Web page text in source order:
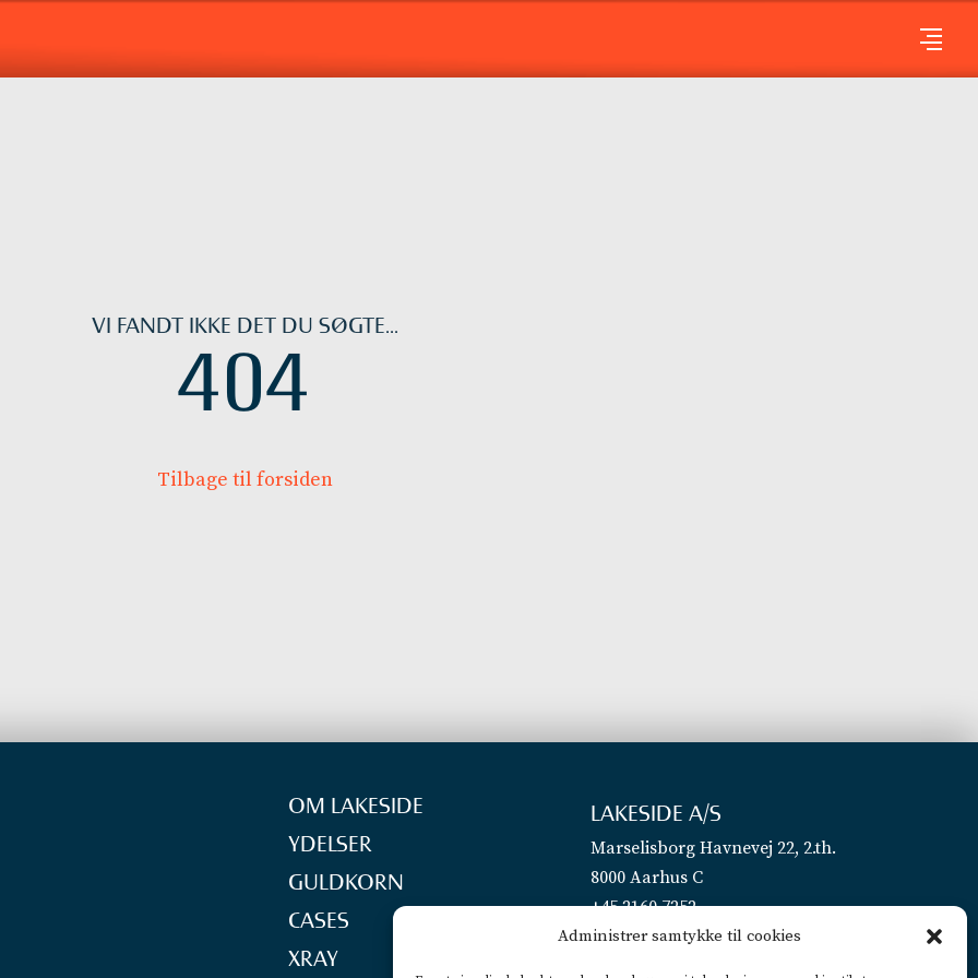
Administrer samtykke til cookies
VI FANDT IKKE DET DU SØGTE...
404
Tilbage til forsiden
OM LAKESIDE
YDELSER
GULDKORN
CASES
XRAY
LAKESIDE A/S
Marselisborg Havnevej 22, 2.th.
8000 Aarhus C
+45 2160 7252
info@lakeside.dk